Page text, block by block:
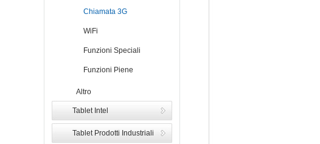
Chiamata 3G
WiFi
Funzioni Speciali
Funzioni Piene
Altro
Tablet Intel
Tablet Prodotti Industriali